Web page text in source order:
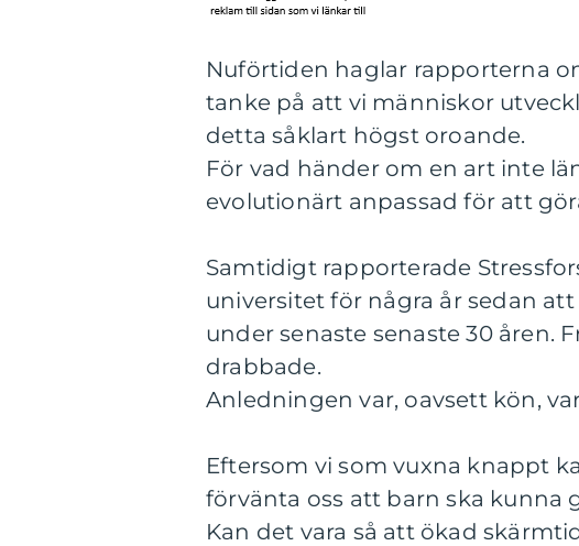
Nuförtiden haglar rapporterna
tanke på att vi människor
detta såklart högst oroande.
För vad händer om en art inte
evolutionärt anpassad för att
Samtidigt rapporterade
universitet för några år sedan
under senaste senaste 30 åren.
drabbade.
Anledningen var, oavsett kön,
Eftersom vi som vuxna knappt
förvänta oss att barn ska kunna
Kan det vara så att ökad